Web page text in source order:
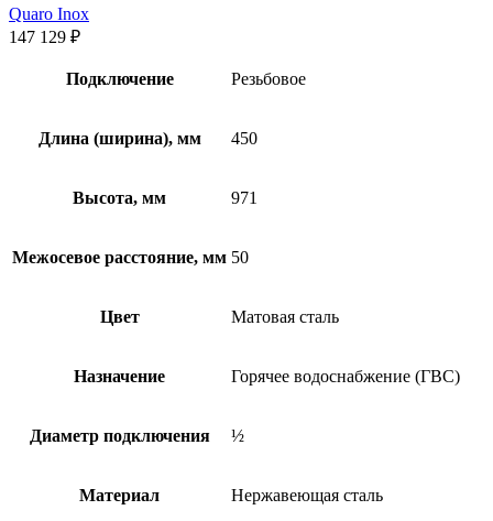
Quaro Inox
147 129 ₽
Подключение Резьбовое
Длина (ширина), мм 450
Высота, мм 971
Межосевое расстояние, мм 50
Цвет Матовая сталь
Назначение Горячее водоснабжение (ГВС)
Диаметр подключения ½
Материал Нержавеющая сталь